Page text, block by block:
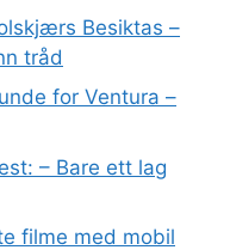
Besiktas –
tråd
for Ventura –
– Bare ett lag
filme med mobil